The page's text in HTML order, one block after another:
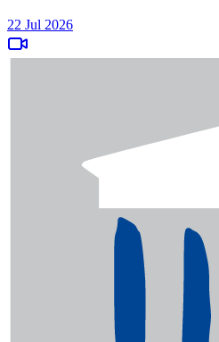
22 Jul 2026